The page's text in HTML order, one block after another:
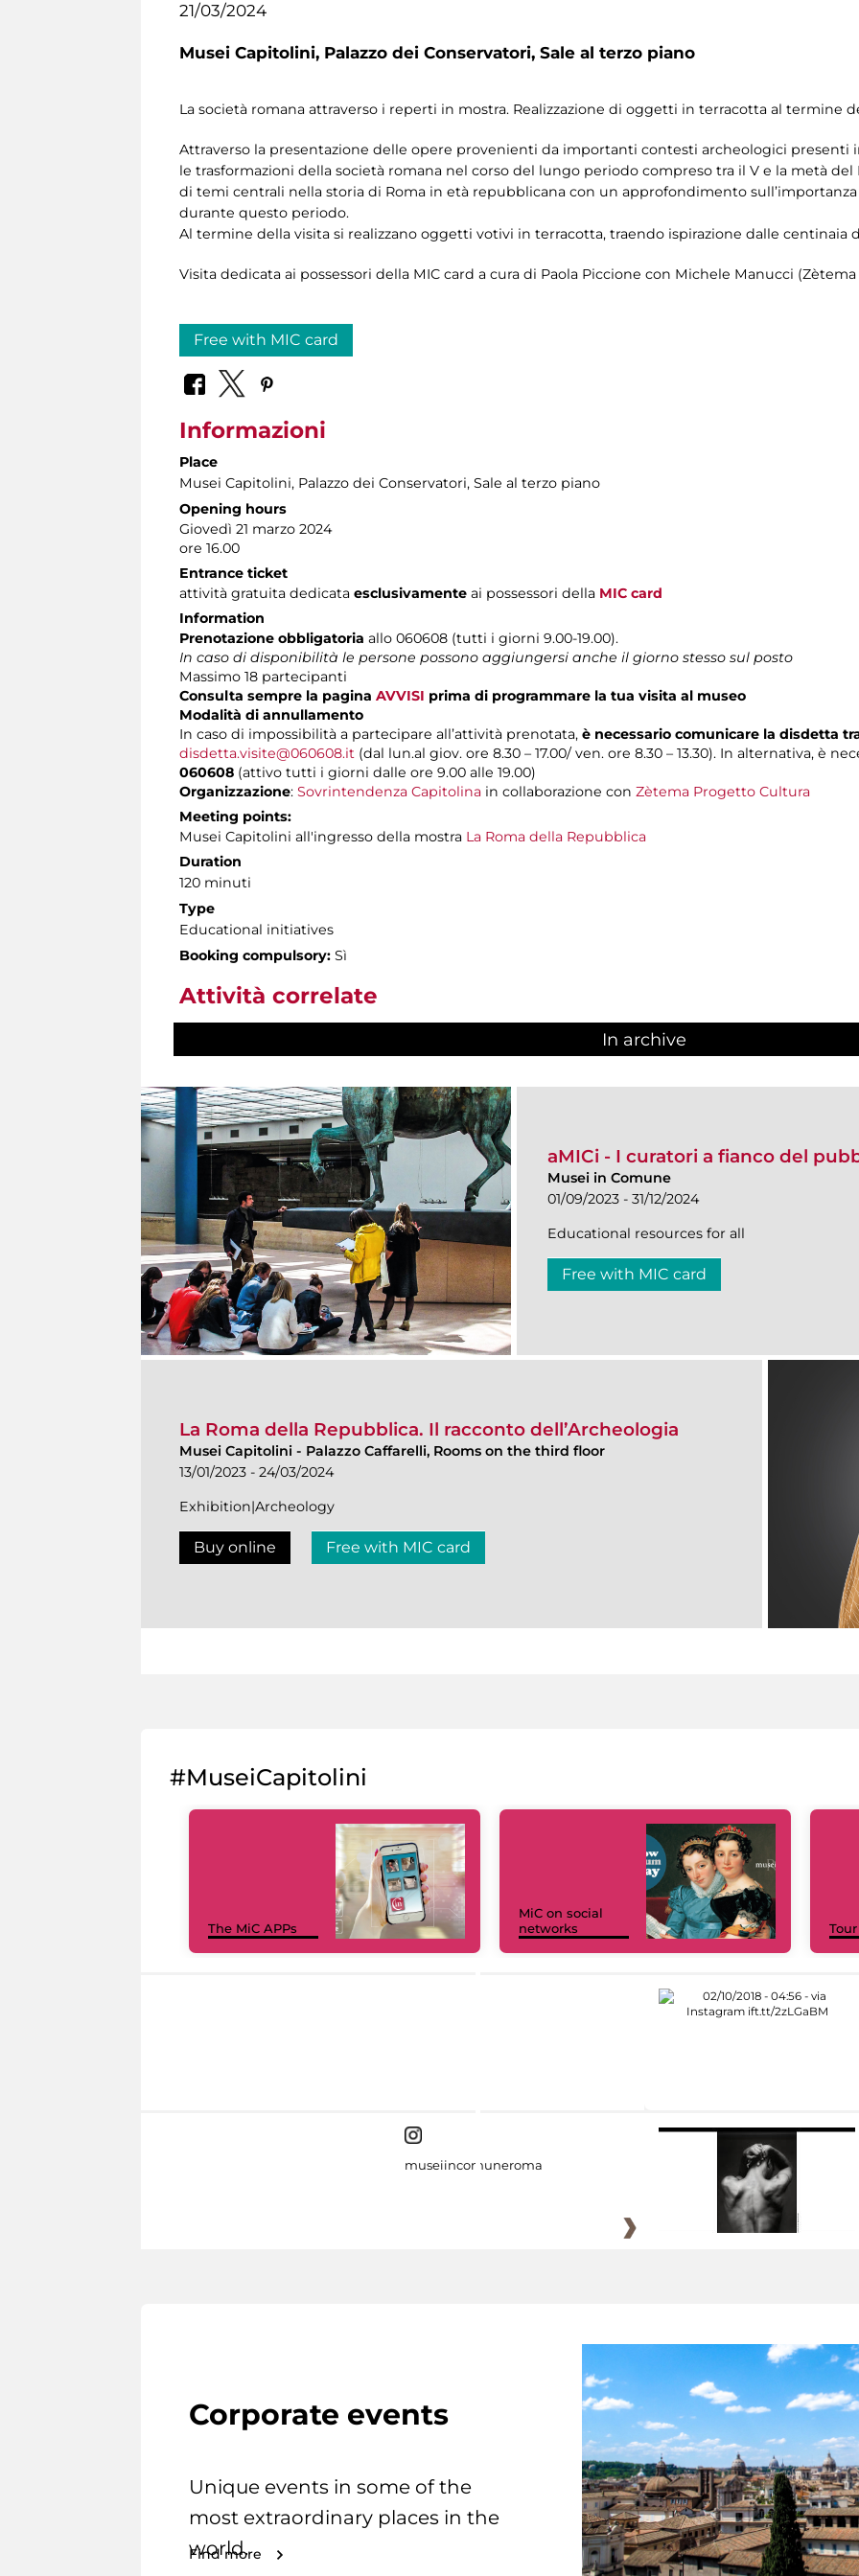
21/03/2024
Musei Capitolini, Palazzo dei Conservatori, Sale al terzo piano
La società romana attraverso i reperti in mostra. Realizzazione di oggetti in terracotta al termine
Attraverso la presentazione delle opere provenienti da importanti contesti archeologici presenti
le trasformazioni della società romana nel corso del lungo periodo compreso tra il V e la metà del
di temi centrali nella storia di Roma in età repubblicana con un approfondimento
durante questo periodo.
Al termine della visita si realizzano oggetti votivi in terracotta, traendo ispirazione dalle centinaia
Visita dedicata ai possessori della MIC card a cura di Paola Piccione con Michele Manucci
Free with MIC card
Informazioni
Place
Musei Capitolini, Palazzo dei Conservatori, Sale al terzo piano
Opening hours
Giovedì 21 marzo 2024
ore 16.00
Entrance ticket
attività gratuita dedicata esclusivamente ai possessori della MIC card
Information
Prenotazione obbligatoria allo 060608 (tutti i giorni 9.00-19.00).
In caso di disponibilità le persone possono aggiungersi anche il giorno stesso sul posto
Massimo 18 partecipanti
Consulta sempre la pagina AVVISI prima di programmare la tua visita al museo
Modalità di annullamento
In caso di impossibilità a partecipare all’attività prenotata, è necessario comunicare la disdetta
disdetta.visite@060608.it (dal lun.al giov. ore 8.30 – 17.00/ ven. ore 8.30 – 13.30). In alternativa, è
060608 (attivo tutti i giorni dalle ore 9.00 alle 19.00)
Organizzazione: Sovrintendenza Capitolina in collaborazione con Zètema Progetto Cultura
Meeting points:
Musei Capitolini all'ingresso della mostra La Roma della Repubblica
Duration
120 minuti
Type
Educational initiatives
Booking compulsory: Sì
Attività correlate
In archive
aMICi - I curatori a fianco del
Musei in Comune
01/09/2023 - 31/12/2024
Educational resources for all
Free with MIC card
La Roma della Repubblica. Il racconto dell’Archeologia
Musei Capitolini - Palazzo Caffarelli, Rooms on the third floor
13/01/2023 - 24/03/2024
Exhibition|Archeology
Buy online Free with MIC card
#MuseiCapitolini
The MiC APPs
MiC on social
networks
museiincomuneroma
Corporate events
Unique events in some of the
most extraordinary places in the
world.
Find more